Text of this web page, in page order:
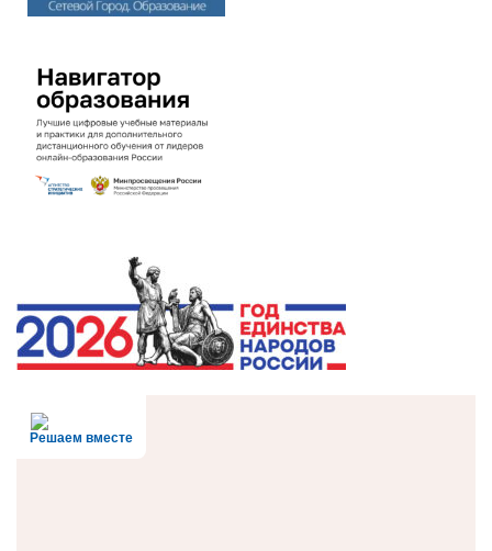
Решаем вместе